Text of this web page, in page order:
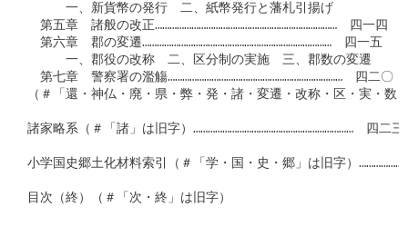
一、新貨幣の発行　二、紙幣発行と藩札引揚げ
第五章　諸般の改正…………………………………………………………………　四一四
第六章　郡の変遷……………………………………………………………………　四一五
一、郡役の改称　二、区分制の実施　三、郡数の変遷
第七章　警察署の濫觴………………………………………………………………　四二〇
（＃「還・神仏・廃・県・弊・発・諸・変遷・改称・区・実・数
諸家略系（＃「諸」は旧字）…………………………………………………………　四二三
小学国史郷土化材料索引（＃「学・国・史・郷」は旧字）
目次（終）（＃「次・終」は旧字）